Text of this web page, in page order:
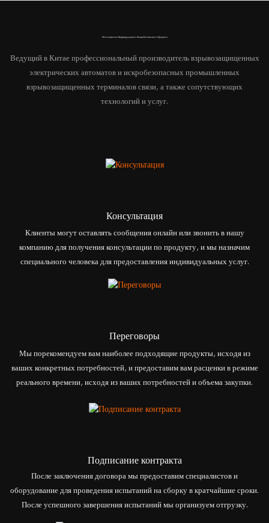
Изготовитель Индивидуального Искробезопасного Продукта
Ведущий в Китае профессиональный производитель взрывозащищенных
электрических автоматов и искробезопасных промышленных
взрывозащищенных терминалов связи, а также сопутствующих
технологий и услуг.
Консультация
Клиенты могут оставлять сообщения онлайн или звонить в нашу
компанию для получения консультации по продукту, и мы назначим
специального человека для предоставления индивидуальных услуг.
Переговоры
Мы порекомендуем вам наиболее подходящие продукты, исходя из
ваших конкретных потребностей, и предоставим вам расценки в режиме
реального времени, исходя из ваших потребностей и объема закупки.
Подписание контракта
После заключения договора мы предоставим специалистов и
оборудование для проведения испытаний на сборку в кратчайшие сроки.
После успешного завершения испытаний мы организуем отгрузку.